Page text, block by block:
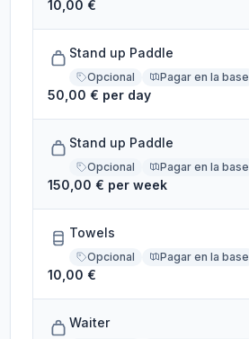
10,00 €
Stand up Paddle
Opcional Pagar en la base
50,00 € per day
Stand up Paddle
Opcional Pagar en la base
150,00 € per week
Towels
Opcional Pagar en la base
10,00 €
Waiter